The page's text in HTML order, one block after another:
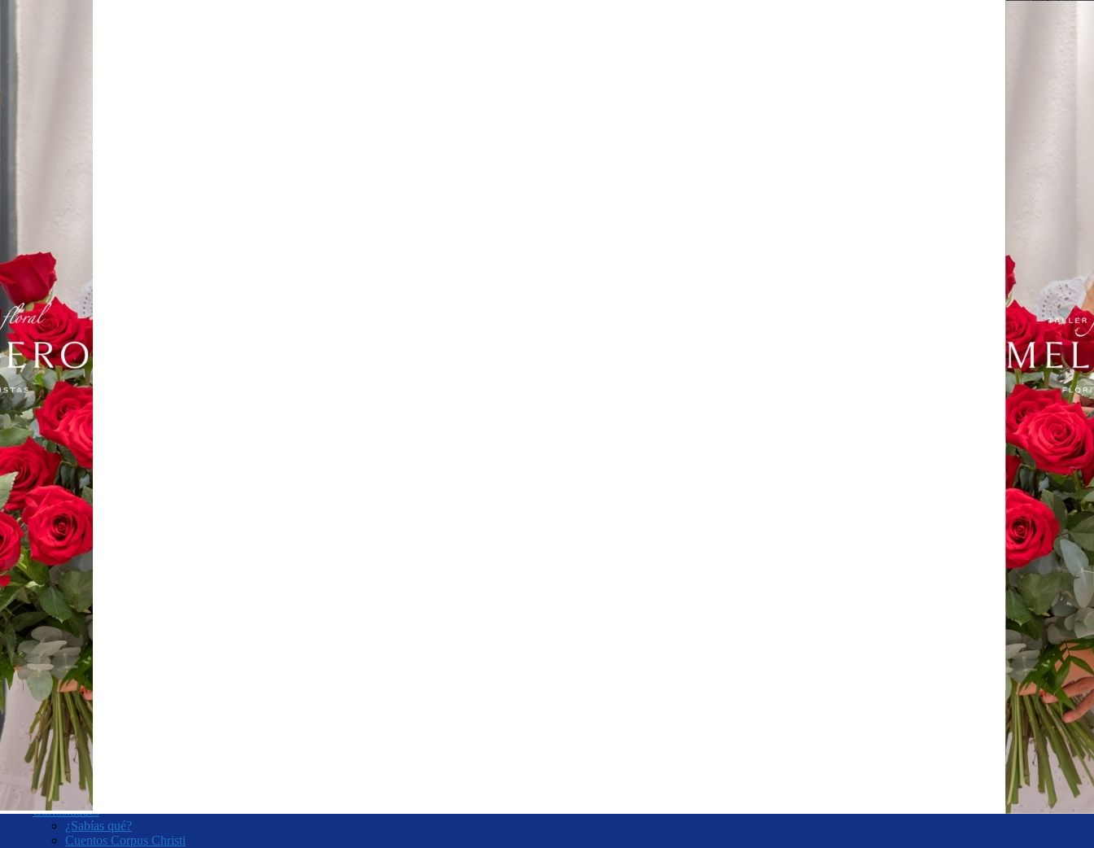
Música & Conciertos
Teatro & Danza
Espectaculos
Ferias Sevilla
Festivales
Conferencias
Congresos & Convenciones
Concursos & Premios
Cursos & Talleres
Deportes
Eventos Empresariales
Fiestas Sevilla
Filmoteca / Cineclubs Sevilla
Presentaciones Sevilla
Especiales Sevilla
De Interés
Farmacias de Guardia
Hospitales
Universidades
Teléfonos de Interés
Mercadillos
Horarios de Misa
Cultos no Católicos
Itinerario Cabalgata de los Reyes Magos de Sevilla
Especiales
NAVIDAD EN SEVILLA 2025
Cabalgata Reyes Magos Sevilla
Guía de Nacimientos y Belenes en Sevilla
Feria de Abril
Semana Santa
Corpus Christi Sevilla
Romería del Rocío
Velá de Santa Ana
KOOZA. Cirque du Soleil
Curro Romero
Salvador Távora
Curiosidades
¿Sabías qué?
Cuentos Corpus Christi